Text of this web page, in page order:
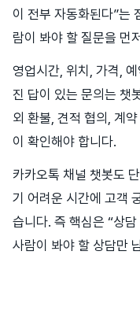
이 전부 자동화된다”는
람이 봐야 할 질문을 먼
영업시간, 위치, 가격,
진 답이 있는 문의는 챗
외 환불, 견적 협의, 계
이 확인해야 합니다.
카카오톡 채널 챗봇도
기 어려운 시간에 고객
습니다. 즉 핵심은 “상
사람이 봐야 할 상담만